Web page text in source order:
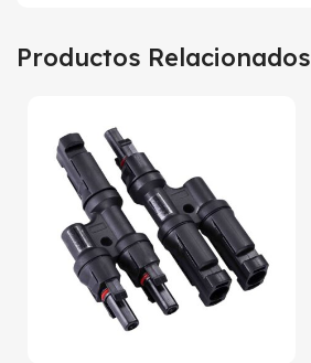
Productos Relacionados